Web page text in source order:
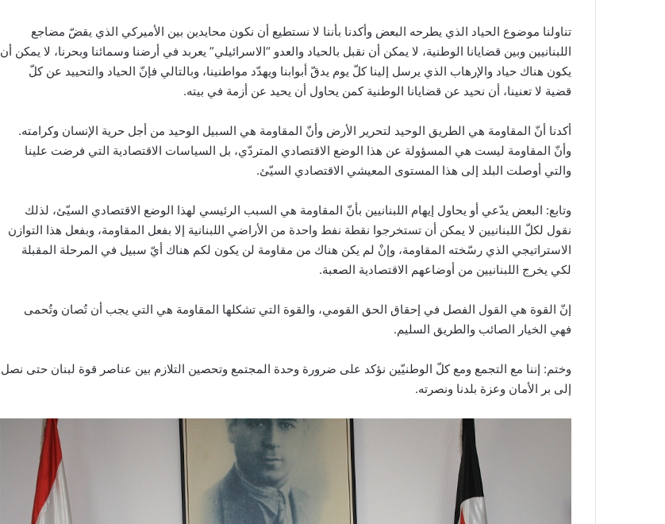
تناولنا موضوع الحياد الذي يطرحه البعض وأكدنا بأننا لا نستطيع أن نكون محايدين بين الأميركي الذي يقضّ مضاجع
اللبنانيين وبين قضايانا الوطنية، لا يمكن أن نقبل بالحياد والعدو “الاسرائيلي” يعربد في أرضنا وسمائنا وبحرنا، لا يمكن أن
يكون هناك حياد والإرهاب الذي يرسل إلينا كلّ يوم يدقّ أبوابنا ويهدّد مواطنينا، وبالتالي فإنّ الحياد والتحييد عن كلّ
قضية لا تعنينا، أن نحيد عن قضايانا الوطنية كمن يحاول أن يحيد عن أزمة في بيته.
أكدنا أنّ المقاومة هي الطريق الوحيد لتحرير الأرض وأنّ المقاومة هي السبيل الوحيد من أجل حرية الإنسان وكرامته.
وأنّ المقاومة ليست هي المسؤولة عن هذا الوضع الاقتصادي المتردّي، بل السياسات الاقتصادية التي فرضت علينا
والتي أوصلت البلد إلى هذا المستوى المعيشي الاقتصادي السيّئ.
وتابع: البعض يدّعي أو يحاول إيهام اللبنانيين بأنّ المقاومة هي السبب الرئيسي لهذا الوضع الاقتصادي السيّئ، لذلك
نقول لكلّ اللبنانيين لا يمكن أن تستخرجوا نقطة نفط واحدة من الأراضي اللبنانية إلا بفعل المقاومة، وبفعل هذا التوازن
الاستراتيجي الذي رسّخته المقاومة، وإنْ لم يكن هناك من مقاومة لن يكون لكم هناك أيّ سبيل في المرحلة المقبلة
لكي يخرج اللبنانيين من أوضاعهم الاقتصادية الصعبة.
إنّ القوة هي القول الفصل في إحقاق الحق القومي، والقوة التي تشكلها المقاومة هي التي يجب أن تُصان وتُحمى
فهي الخيار الصائب والطريق السليم.
وختم: إننا مع التجمع ومع كلّ الوطنيّين نؤكد على ضرورة وحدة المجتمع وتحصين التلازم بين عناصر قوة لبنان حتى نصل
إلى بر الأمان وعزة بلدنا ونصرته.